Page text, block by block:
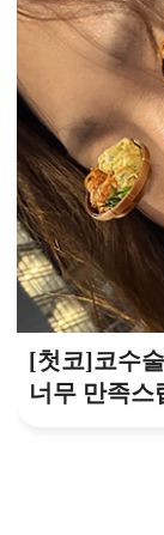
[첫코]코수
너무 만족스